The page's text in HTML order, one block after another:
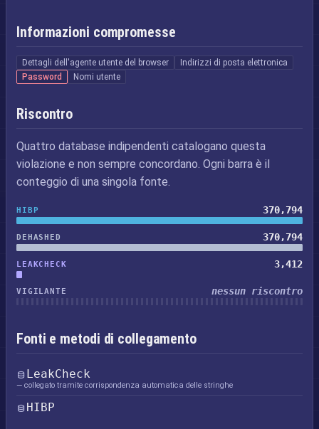
Informazioni compromesse
Dettagli dell'agente utente del browser
Indirizzi di posta elettronica
Password
Nomi utente
Riscontro
Quattro database indipendenti catalogano questa
violazione e non sempre concordano. Ogni barra è il
conteggio di una singola fonte.
HIBP 370,794
DEHASHED 370,794
LEAKCHECK 3,412
VIGILANTE nessun riscontro
Fonti e metodi di collegamento
LeakCheck
— collegato tramite corrispondenza automatica delle stringhe
HIBP